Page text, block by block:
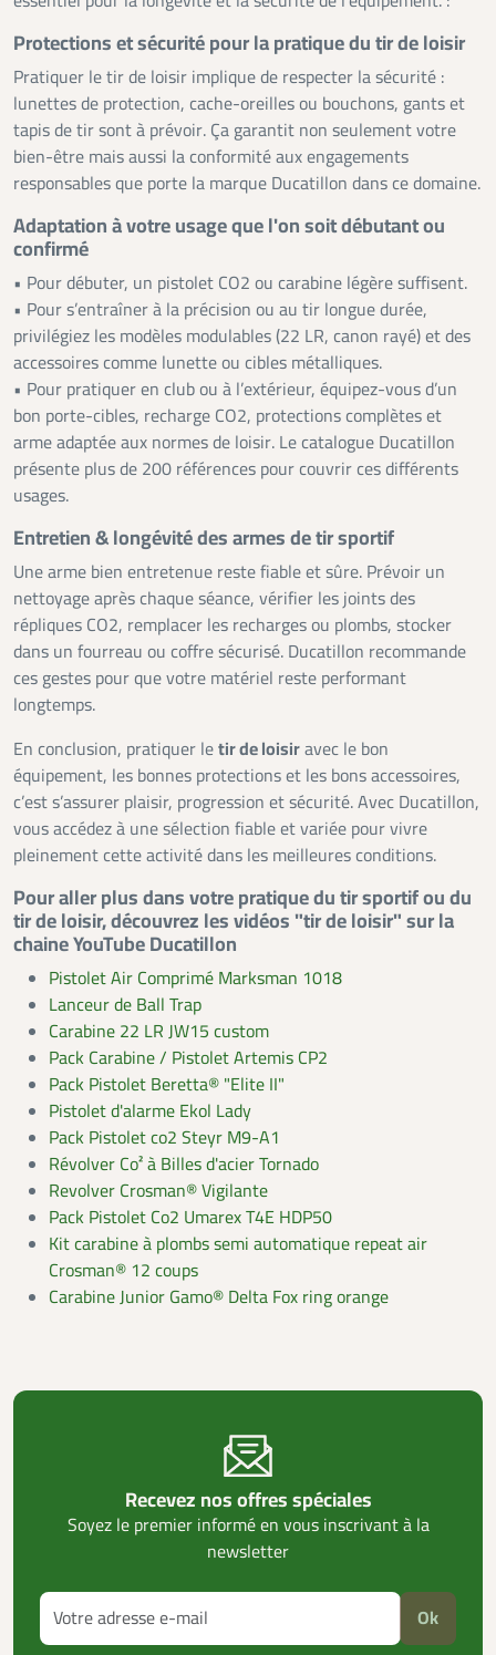
Protections et sécurité pour la pratique du tir de loisir
Pratiquer le tir de loisir implique de respecter la sécurité :
lunettes de protection, cache-oreilles ou bouchons, gants et
tapis de tir sont à prévoir. Ça garantit non seulement votre
bien-être mais aussi la conformité aux engagements
responsables que porte la marque Ducatillon dans ce domaine.
Adaptation à votre usage que l'on soit débutant ou
confirmé
• Pour débuter, un pistolet CO2 ou carabine légère suffisent.
• Pour s’entraîner à la précision ou au tir longue durée,
privilégiez les modèles modulables (22 LR, canon rayé) et des
accessoires comme lunette ou cibles métalliques.
• Pour pratiquer en club ou à l’extérieur, équipez-vous d’un
bon porte-cibles, recharge CO2, protections complètes et
arme adaptée aux normes de loisir. Le catalogue Ducatillon
présente plus de 200 références pour couvrir ces différents
usages.
Entretien & longévité des armes de tir sportif
Une arme bien entretenue reste fiable et sûre. Prévoir un
nettoyage après chaque séance, vérifier les joints des
répliques CO2, remplacer les recharges ou plombs, stocker
dans un fourreau ou coffre sécurisé. Ducatillon recommande
ces gestes pour que votre matériel reste performant
longtemps.
En conclusion, pratiquer letir de loisiravec le bon
équipement, les bonnes protections et les bons accessoires,
c’est s’assurer plaisir, progression et sécurité. Avec Ducatillon,
vous accédez à une sélection fiable et variée pour vivre
pleinement cette activité dans les meilleures conditions.
Pour aller plus dans votre pratique du tir sportif ou du
tir de loisir, découvrez les vidéos "tir de loisir" sur la
chaine YouTube Ducatillon
Pistolet Air Comprimé Marksman 1018
Lanceur de Ball Trap
Carabine 22 LR JW15 custom
Pack Carabine / Pistolet Artemis CP2
Pack Pistolet Beretta® "Elite II"
Pistolet d'alarme Ekol Lady
Pack Pistolet co2 Steyr M9-A1
Révolver Co² à Billes d'acier Tornado
Revolver Crosman® Vigilante
Pack Pistolet Co2 Umarex T4E HDP50
Kit carabine à plombs semi automatique repeat air
Crosman® 12 coups
Carabine Junior Gamo® Delta Fox ring orange
Recevez nos offres spéciales
Soyez le premier informé en vous inscrivant à la
newsletter
Ok